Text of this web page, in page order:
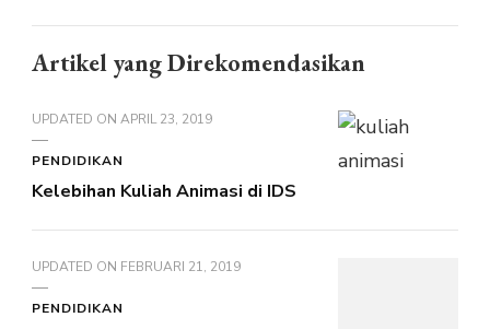
Artikel yang Direkomendasikan
UPDATED ON APRIL 23, 2019
PENDIDIKAN
Kelebihan Kuliah Animasi dі IDS
UPDATED ON FEBRUARI 21, 2019
PENDIDIKAN